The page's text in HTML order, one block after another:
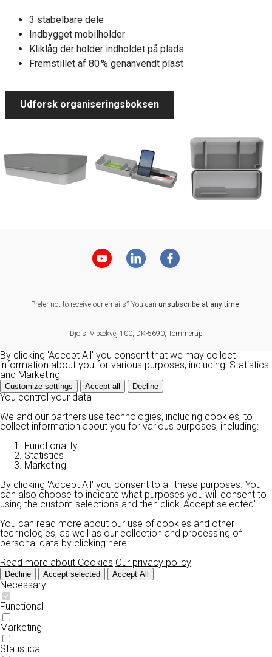
3 stabelbare dele
Indbygget mobilholder
Kliklåg der holder indholdet på plads
Fremstillet af 80 % genanvendt plast
Udforsk organiseringsboksen
Prefer not to receive our emails? You can unsubscribe at any time.
Djois, Vibækvej 100, DK-5690, Tommerup
By clicking 'Accept All' you consent that we may collect
information about you for various purposes, including: Statistics
and Marketing
Customize settings Accept all Decline
You control your data
We and our partners use technologies, including cookies, to
collect information about you for various purposes, including:
Functionality
Statistics
Marketing
By clicking 'Accept All' you consent to all these purposes. You
can also choose to indicate what purposes you will consent to
using the custom selections and then click 'Accept selected'.
You can read more about our use of cookies and other
technologies, as well as our collection and processing of
personal data by clicking here:
Read more about Cookies Our privacy policy
Decline Accept selected Accept All
Necessary
Functional
Marketing
Statistical